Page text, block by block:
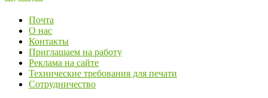
Почта
О нас
Контакты
Приглашаем на работу
Реклама на сайте
Технические требования для печати
Сотрудничество